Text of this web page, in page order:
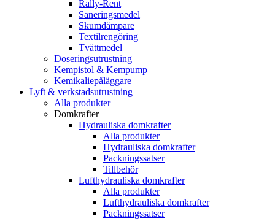
Rally-Rent
Saneringsmedel
Skumdämpare
Textilrengöring
Tvättmedel
Doseringsutrustning
Kempistol & Kempump
Kemikaliepåläggare
Lyft & verkstadsutrustning
Alla produkter
Domkrafter
Hydrauliska domkrafter
Alla produkter
Hydrauliska domkrafter
Packningssatser
Tillbehör
Lufthydrauliska domkrafter
Alla produkter
Lufthydrauliska domkrafter
Packningssatser